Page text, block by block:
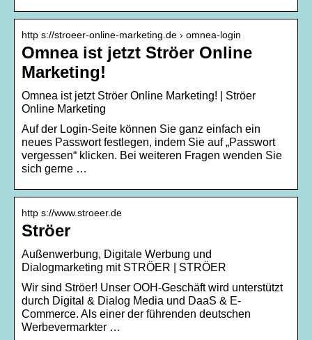
http s://stroeer-online-marketing.de › omnea-login
Omnea ist jetzt Ströer Online
Marketing!
Omnea ist jetzt Ströer Online Marketing! | Ströer
Online Marketing
Auf der Login-Seite können Sie ganz einfach ein
neues Passwort festlegen, indem Sie auf „Passwort
vergessen“ klicken. Bei weiteren Fragen wenden Sie
sich gerne …
http s://www.stroeer.de
Ströer
Außenwerbung, Digitale Werbung und
Dialogmarketing mit STRÖER | STRÖER
Wir sind Ströer! Unser OOH-Geschäft wird unterstützt
durch Digital & Dialog Media und DaaS & E-
Commerce. Als einer der führenden deutschen
Werbevermarkter …